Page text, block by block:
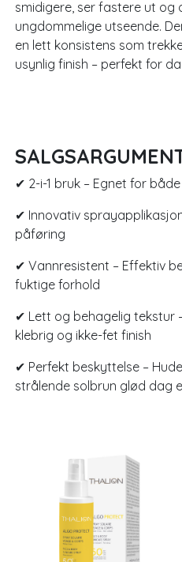
smidigere, ser fastere ut
ungdommelige utseende.
en lett konsistens som
usynlig finish – perfekt for
✔ 2-i-1 bruk – Egnet for
✔ Innovativ
påføring
✔ Vannresistent – Effektiv
fuktige forhold
✔ Lett og behagelig tekstur
klebrig og ikke-fet finish
✔ Perfekt beskyttelse –
strålende solbrun glød dag